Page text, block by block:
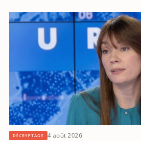
DÉCRYPTAGE 4 août 2026